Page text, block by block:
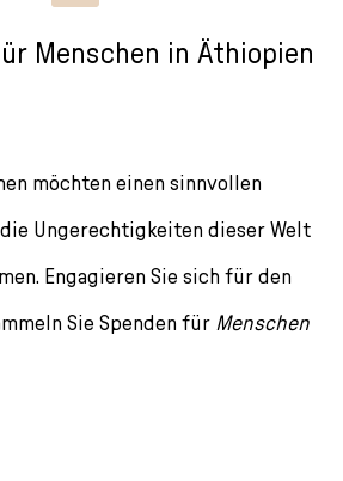
Menschen in Äthiopien
möchten einen sinnvollen
Ungerechtigkeiten dieser Welt
Engagieren Sie sich für den
Sie Spenden für Menschen